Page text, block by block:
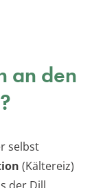
an den
selbst
(Kältereiz)